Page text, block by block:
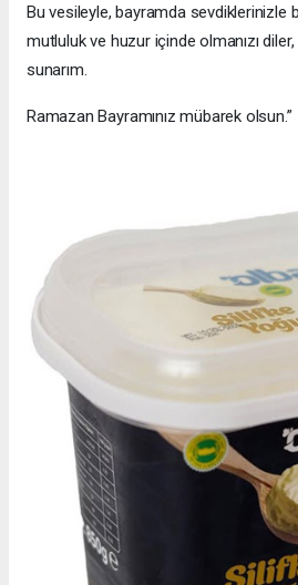
Bu vesileyle, bayramda sevdiklerinizle
mutluluk ve huzur içinde olmanızı
sunarım.
Ramazan Bayramınız mübarek olsun.”